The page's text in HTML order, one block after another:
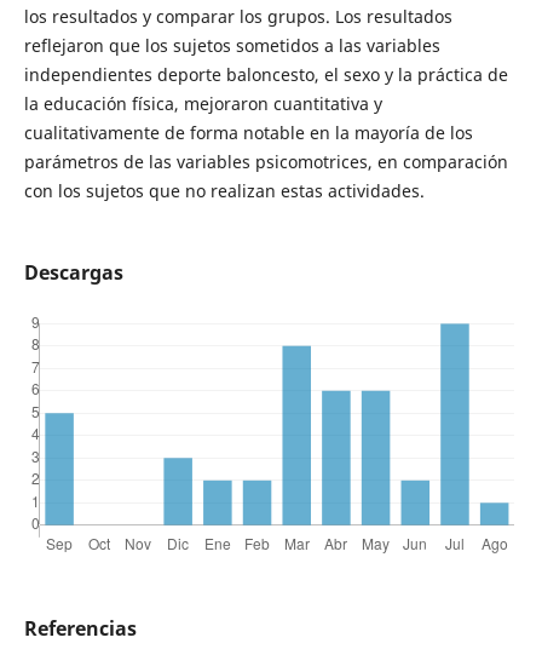
los resultados y comparar los grupos. Los resultados
reflejaron que los sujetos sometidos a las variables
independientes deporte baloncesto, el sexo y la práctica de
la educación física, mejoraron cuantitativa y
cualitativamente de forma notable en la mayoría de los
parámetros de las variables psicomotrices, en comparación
con los sujetos que no realizan estas actividades.
Descargas
Referencias